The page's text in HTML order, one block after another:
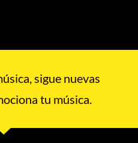
sigue nuevas
tu música.